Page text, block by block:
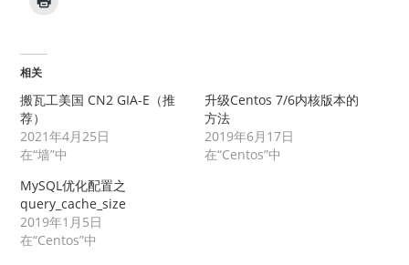
相关
搬瓦工美国 CN2 GIA-E（推
荐）
2021年4月25日
在“墙”中
升级Centos 7/6内核版本的
方法
2019年6月17日
在“Centos”中
MySQL优化配置之
query_cache_size
2019年1月5日
在“Centos”中